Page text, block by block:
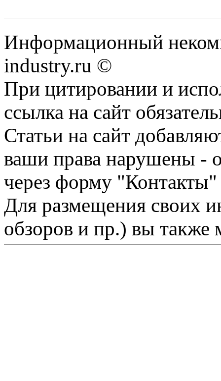
Информационный
industry.ru ©
При цитировании и
ссылка на сайт
Статьи на сайт
ваши права нарушены -
через форму "Контакты"
Для размещения своих
обзоров и пр.) вы также